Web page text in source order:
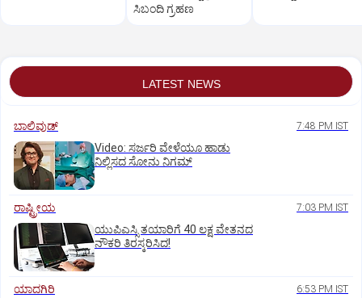
ಸಿಬಂದಿ ಗ್ರಹಣ
LATEST NEWS
ಬಾಲಿವುಡ್‌ 7:48 PM IST
‌Video: ಸರ್ಜರಿ ವೇಳೆಯೂ ಹಾಡು
ನಿಲ್ಲಿಸದ ಸೋನು ನಿಗಮ್
ರಾಷ್ಟ್ರೀಯ 7:03 PM IST
ಯುಪಿಎಸ್ಸಿ ತಯಾರಿಗೆ 40 ಲಕ್ಷ ವೇತನದ
ನೌಕರಿ ತಿರಸ್ಕರಿಸಿದ!
ಯಾದಗಿರಿ 6:53 PM IST